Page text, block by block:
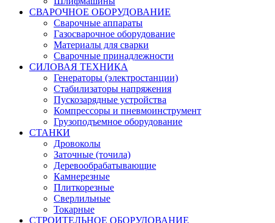
СВАРОЧНОЕ ОБОРУДОВАНИЕ
Сварочные аппараты
Газосварочное оборудование
Материалы для сварки
Сварочные принадлежности
СИЛОВАЯ ТЕХНИКА
Генераторы (электростанции)
Стабилизаторы напряжения
Пускозарядные устройства
Компрессоры и пневмоинструмент
Грузоподъемное оборудование
СТАНКИ
Дровоколы
Заточные (точила)
Деревообрабатывающие
Камнерезные
Плиткорезные
Сверлильные
Токарные
СТРОИТЕЛЬНОЕ ОБОРУДОВАНИЕ